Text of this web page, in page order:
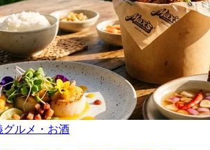
グルメ・お酒